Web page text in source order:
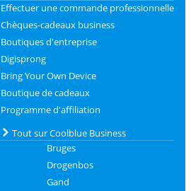
Effectuer une commande professionnelle
Chèques-cadeaux business
Boutiques d'entreprise
Digisprong
Bring Your Own Device
Boutique de cadeaux
Programme d'affiliation
Tout sur Coolblue Business
Bruges
Drogenbos
Gand